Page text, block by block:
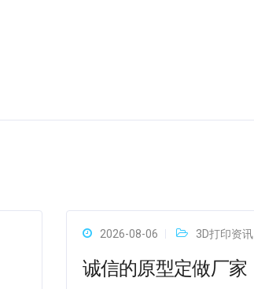
2026-08-06 3D打印资讯
诚信的原型定做厂家